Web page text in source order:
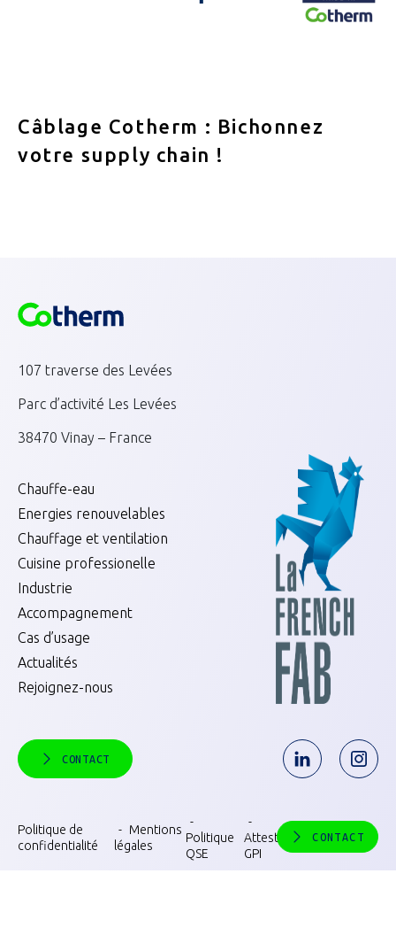
Câblage Cotherm : Bichonnez
votre supply chain !
107 traverse des Levées
Parc d’activité Les Levées
38470 Vinay – France
Chauffe-eau
Energies renouvelables
Chauffage et ventilation
Cuisine professionelle
Industrie
Accompagnement
Cas d’usage
Actualités
Rejoignez-nous
CONTACT
Politique de
confidentialité
Mentions
légales
Politique
QSE
Attestation
GPI
choices
CONTACT